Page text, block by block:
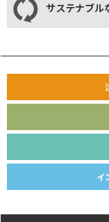
サステナブル
イ